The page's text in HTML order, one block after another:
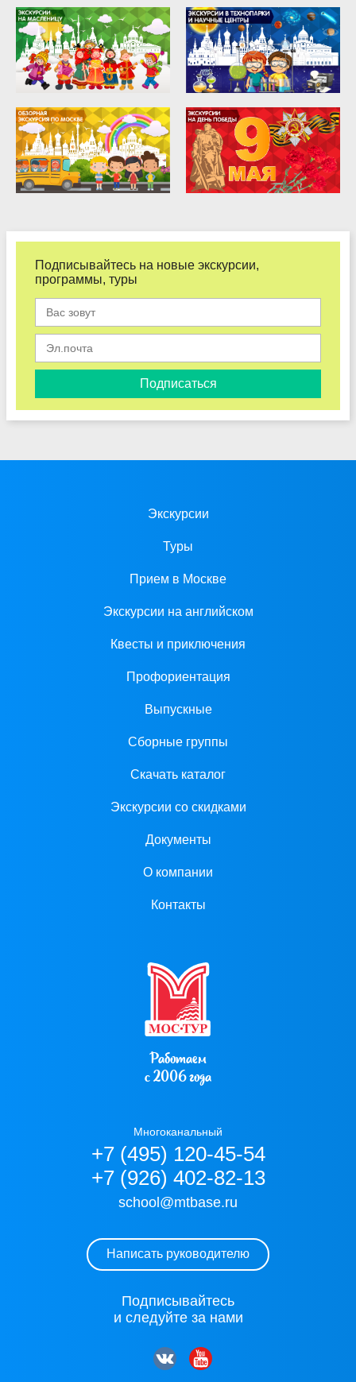
Подписывайтесь на новые экскурсии,
программы, туры
Подписаться
Экскурсии
Туры
Прием в Москве
Экскурсии на английском
Квесты и приключения
Профориентация
Выпускные
Сборные группы
Скачать каталог
Экскурсии со скидками
Документы
О компании
Контакты
Работаем
с 2006 года
Многоканальный
+7 (495) 120-45-54
+7 (926) 402-82-13
school@mtbase.ru
Написать руководителю
Подписывайтесь
и следуйте за нами